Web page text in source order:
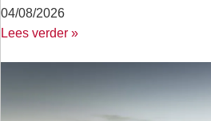
04/08/2026
Lees verder »